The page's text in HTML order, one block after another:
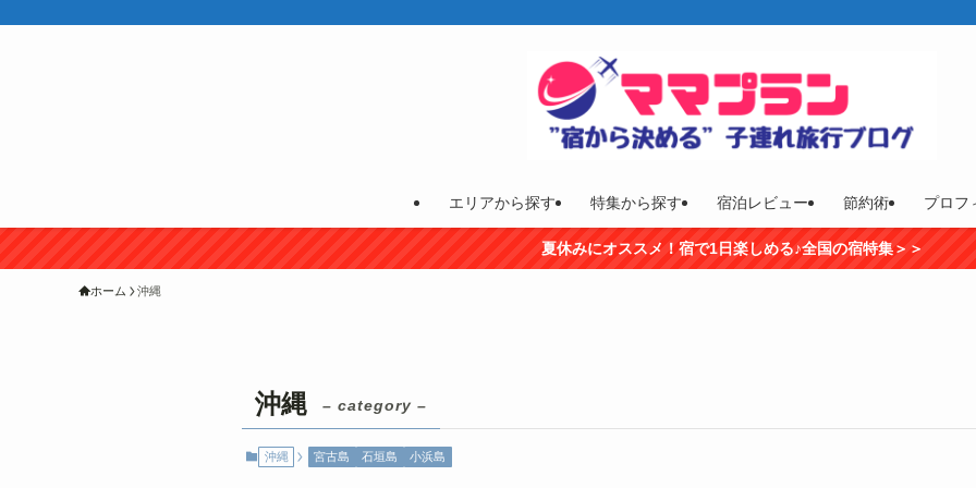
エリアから探す 特集から探す 宿泊レビュー 節約術 プロフ
夏休みにオススメ！宿で1日楽しめる♪全国の宿特集＞＞
ホーム 沖縄
沖縄 – category –
沖縄 宮古島 石垣島 小浜島